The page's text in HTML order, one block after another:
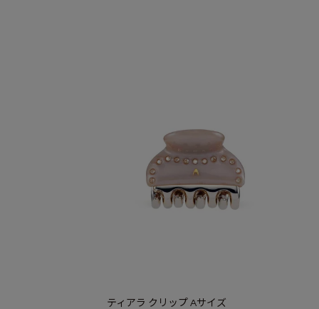
ティアラ クリップ Aサイズ